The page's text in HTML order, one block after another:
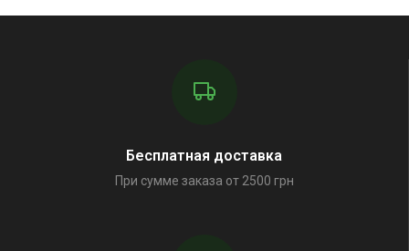
Бесплатная доставка
При сумме заказа от 2500 грн